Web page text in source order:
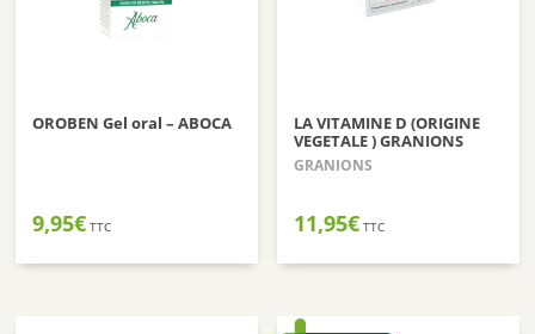
OROBEN Gel oral – ABOCA
9,95€ TTC
LA VITAMINE D (ORIGINE
VEGETALE ) GRANIONS
GRANIONS
11,95€ TTC